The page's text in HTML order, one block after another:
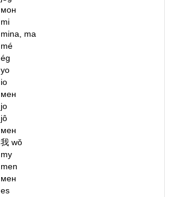
мон
mi
mina, ma
mé
ég
yo
io
мен
jo
jô
мен
我wǒ
my
men
мен
es